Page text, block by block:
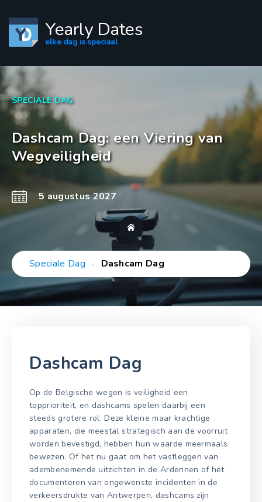
Yearly Dates
elke dag is speciaal
SPECIALE DAG
Dashcam Dag: een Viering van
Wegveiligheid
5 augustus 2027
Speciale Dag Dashcam Dag
Dashcam Dag
Op de Belgische wegen is veiligheid een
topprioriteit, en dashcams spelen daarbij een
steeds grotere rol. Deze kleine maar krachtige
apparaten, die meestal strategisch aan de voorruit
worden bevestigd, hebben hun waarde meermaals
bewezen. Of het nu gaat om het vastleggen van
adembenemende uitzichten in de Ardennen of het
documenteren van ongewenste incidenten in de
verkeersdrukte van Antwerpen, dashcams zijn